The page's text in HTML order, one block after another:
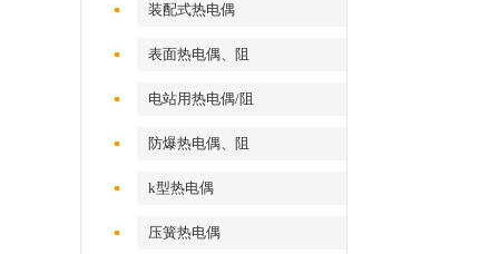
装配式热电偶
表面热电偶、阻
电站用热电偶/阻
防爆热电偶、阻
k型热电偶
压簧热电偶